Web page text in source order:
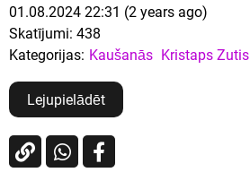
01.08.2024 22:31 (2 years ago)
Skatījumi: 438
Kategorijas: Kaušanās Kristaps Zutis
Lejupielādēt